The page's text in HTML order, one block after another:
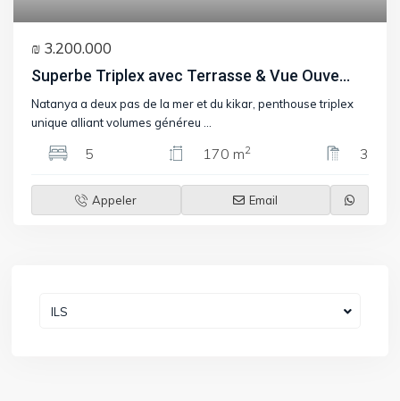
₪ 3.200.000
Superbe Triplex avec Terrasse & Vue Ouve...
Natanya a deux pas de la mer et du kikar, penthouse triplex
unique alliant volumes généreu
5 170 m2 3
Appeler Email
ILS